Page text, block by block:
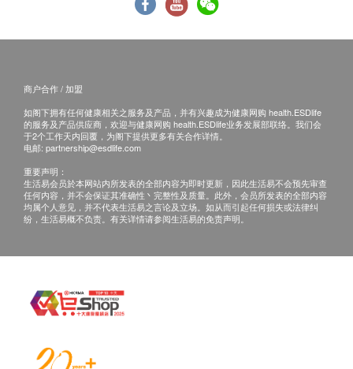
嗜酸性粒细胞
红细胞平均血红素
红血球平均血红素浓度
中性粒细胞
红细胞比容
血小板数目
红血球分佈宽度
紅血球平均體積
白血球分类
红血球总数
射，逾期作废。
• 疫苗供应及其药厂品牌按实际情况而定，本诊所保
留最后决定权。
• 所列出之疫苗服务费用已包括首次注射前的医生会
诊，为阁下进行与疫苗相关之简单咨询，如经医生判
断并不适合接种有关疫苗，本诊所将收取一次医生会
诊费用（港币$300），并退还其余已缴费用。 • 成功
或退款（除上述经医生咨询后不宜进行接种疫苗
• 疫苗注射服务并非作为医疗诊断或治疗用途。
商户合作 / 加盟
如阁下拥有任何健康相关之服务及产品，并有兴趣成为健康网购 health.ESDlife
的服务及产品供应商，欢迎与健康网购 health.ESDlife业务发展部联络。我们会
于2个工作天内回覆，为阁下提供更多有关合作详情。
电邮: partnership@esdlife.com
重要声明：
生活易会员於本网站内所发表的全部内容为即时更新，因此生活易不会预先审查
任何内容，并不会保证其准确性丶完整性及质量。此外，会员所发表的全部内容
均属个人意见，并不代表生活易之言论及立场。如从而引起任何损失或法律纠
纷，生活易概不负责。有关详情请参阅生活易的免责声明。